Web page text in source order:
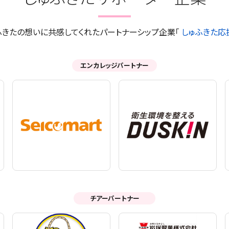
きたの想いに共感してくれたパートナーシップ企業「 しゅふきた
エンカレッジパートナー
チアーパートナー